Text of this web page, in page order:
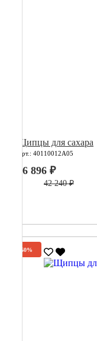
Щипцы для сахара
Арт.: 40110012А05
16 896 ₽
42 240 ₽
-60%